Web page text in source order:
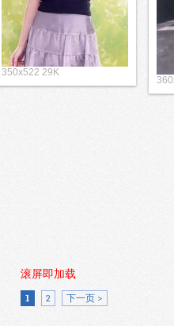
350x522 29K
滚屏即加载
1 2 下一页 >